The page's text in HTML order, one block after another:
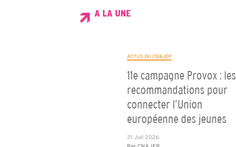
A LA UNE
ACTUS DU CNAJEP
11e campagne Provox : les
recommandations pour
connecter l’Union
européenne des jeunes
21 Juil 2026